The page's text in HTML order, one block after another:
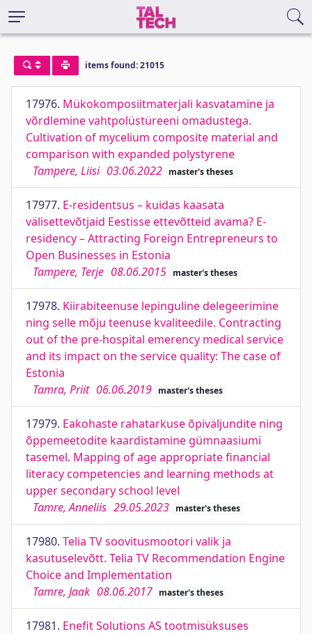
items found: 21015
17976. Mükokomposiitmaterjali kasvatamine ja
võrdlemine vahtpolüstüreeni omadustega.
Cultivation of mycelium composite material and
comparison with expanded polystyrene
Tampere, Liisi 03.06.2022 master's theses
17977. E-residentsus – kuidas kaasata
välisettevõtjaid Eestisse ettevõtteid avama? E-
residency – Attracting Foreign Entrepreneurs to
Open Businesses in Estonia
Tampere, Terje 08.06.2015 master's theses
17978. Kiirabiteenuse lepinguline delegeerimine
ning selle mõju teenuse kvaliteedile. Contracting
out of the pre-hospital emerency medical service
and its impact on the service quality: The case of
Estonia
Tamra, Priit 06.06.2019 master's theses
17979. Eakohaste rahatarkuse õpiväljundite ning
õppemeetodite kaardistamine gümnaasiumi
tasemel. Mapping of age appropriate financial
literacy competencies and learning methods at
upper secondary school level
Tamre, Anneliis 29.05.2023 master's theses
17980. Telia TV soovitusmootori valik ja
kasutuselevõtt. Telia TV Recommendation Engine
Choice and Implementation
Tamre, Jaak 08.06.2017 master's theses
17981. Enefit Solutions AS tootmisüksuses